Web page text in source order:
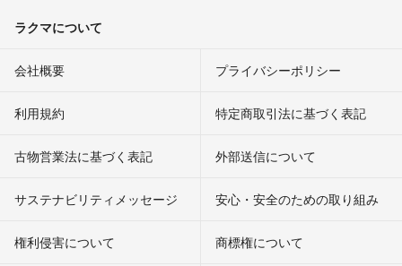
ラクマについて
会社概要 プライバシーポリシー
利用規約 特定商取引法に基づく表記
古物営業法に基づく表記 外部送信について
サステナビリティメッセージ 安心・安全のための取り組み
権利侵害について
商標権について